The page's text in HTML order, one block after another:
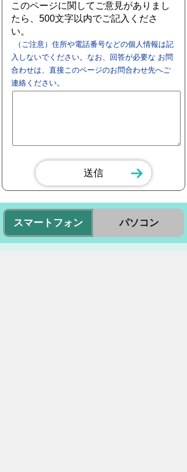
このページに関してご意見がありまし
たら、500文字以内でご記入くださ
い。
（ご注意）住所や電話番号などの個人情報は記
入しないでください。なお、回答が必要な お問
合わせは、直接このページのお問合わせ先へご
連絡ください。
スマートフォン パソコン